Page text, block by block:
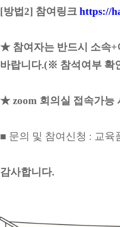
[방법2] 참여링크 https://
★ 참여자는 반드시 소속+
바랍니다.(※ 참석여부 확
★ zoom 회의실 접속가능
■ 문의 및 참여신청 : 교육
감사합니다.